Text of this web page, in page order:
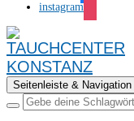
instagram
Seitenleiste &